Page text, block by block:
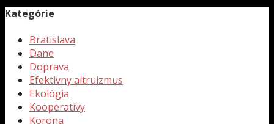
Kategórie
Bratislava
Dane
Doprava
Efektivny altruizmus
Ekológia
Kooperatívy
Korona